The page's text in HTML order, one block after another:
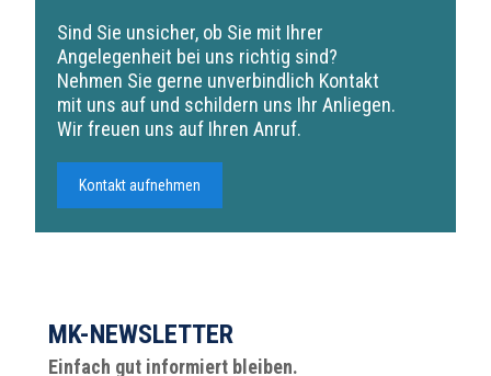
Sind Sie unsicher, ob Sie mit Ihrer
Angelegenheit bei uns richtig sind?
Nehmen Sie gerne unverbindlich Kontakt
mit uns auf und schildern uns Ihr Anliegen.
Wir freuen uns auf Ihren Anruf.
Kontakt aufnehmen
MK-NEWSLETTER
Einfach gut informiert bleiben.